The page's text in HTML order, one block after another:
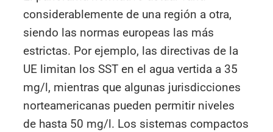
considerablemente de una región a otra,
siendo las normas europeas las más
estrictas. Por ejemplo, las directivas de la
UE limitan los SST en el agua vertida a 35
mg/l, mientras que algunas jurisdicciones
norteamericanas pueden permitir niveles
de hasta 50 mg/l. Los sistemas compactos